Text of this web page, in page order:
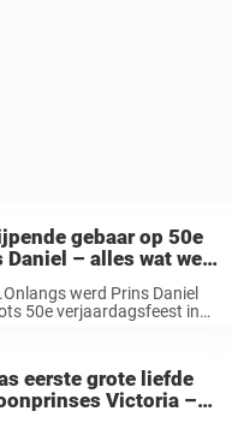
gebaar op 50e
– alles wat we
werd Prins Daniel
50e verjaardagsfeest in
eerste grote liefde
Victoria –